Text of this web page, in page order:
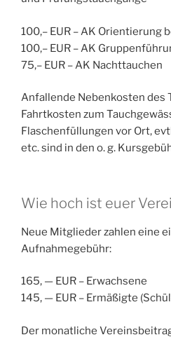
100,– EUR – AK Orientierung
100,– EUR – AK
75,– EUR – AK Nachttauchen
Anfallende Nebenkosten des
Fahrtkosten zum
Flaschenfüllungen vor Ort,
etc. sind in den o. g.
Wie hoch ist euer
Neue Mitglieder zahlen eine
Aufnahmegebühr:
165, — EUR – Erwachsene
145, — EUR – Ermäßigte
Der monatliche